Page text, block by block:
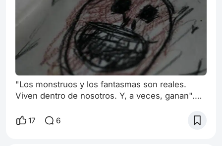
"Los monstruos y los fantasmas son reales.
Viven dentro de nosotros. Y, a veces, ganan".
staff de Peliplat, tuve la oportunidad de
17 6